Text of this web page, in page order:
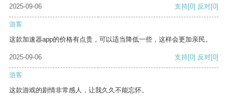
2025-09-06 支持[0] 反对[0]
游客
这款加速器app的价格有点贵，可以适当降低一些，这样会更加亲民。
2025-09-06 支持[0] 反对[0]
游客
这款游戏的剧情非常感人，让我久久不能忘怀。